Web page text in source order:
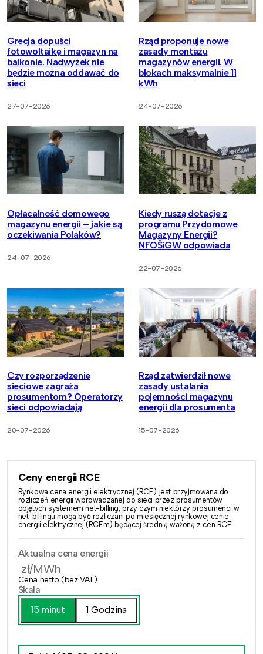
Grecja dopuści
fotowoltaikę i magazyn na
balkonie. Nadwyżek nie
będzie można oddawać do
sieci
27-07-2026
Rząd proponuje nowe
zasady montażu
magazynów energii. W
blokach maksymalnie 11
kWh
24-07-2026
Opłacalność domowego
magazynu energii – jakie są
oczekiwania Polaków?
24-07-2026
Kiedy ruszą dotacje z
programu Przydomowe
Magazyny Energii?
NFOŚiGW odpowiada
22-07-2026
Czy rozporządzenie
sieciowe zagraża
prosumentom? Operatorzy
sieci odpowiadają
20-07-2026
Rząd zatwierdził nowe
zasady ustalania
pojemności magazynu
energii dla prosumenta
15-07-2026
Ceny energii RCE
Rynkowa cena energii elektrycznej (RCE) jest przyjmowana do
rozliczeń energii wprowadzanej do sieci przez prosumentów
objętych systemem net-billing, przy czym niektórzy prosumenci w
net-billingu mogą być rozliczani po miesięcznej rynkowej cenie
energii elektrycznej (RCEm) będącej średnią ważoną z cen RCE.
Aktualna cena energii
zł/MWh
Cena netto (bez VAT)
Skala
15 minut
1 Godzina